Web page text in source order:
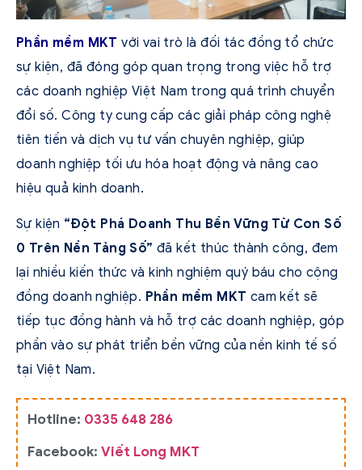
Phần mềm MKT với vai trò là đối tác đồng tổ chức
sự kiện, đã đóng góp quan trọng trong việc hỗ trợ
các doanh nghiệp Việt Nam trong quá trình chuyển
đổi số. Công ty cung cấp các giải pháp công nghệ
tiên tiến và dịch vụ tư vấn chuyên nghiệp, giúp
doanh nghiệp tối ưu hóa hoạt động và nâng cao
hiệu quả kinh doanh.
Sự kiện “Đột Phá Doanh Thu Bền Vững Từ Con Số
0 Trên Nền Tảng Số” đã kết thúc thành công, đem
lại nhiều kiến thức và kinh nghiệm quý báu cho cộng
đồng doanh nghiệp. Phần mềm MKT cam kết sẽ
tiếp tục đồng hành và hỗ trợ các doanh nghiệp, góp
phần vào sự phát triển bền vững của nền kinh tế số
tại Việt Nam.
Hotline: 0335 648 286
Facebook: Viết Long MKT